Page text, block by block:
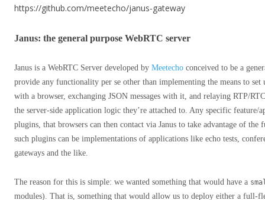
https://github.com/meetecho/janus-gateway
Janus: the general purpose WebRTC server
Janus is a WebRTC Server developed by Meetecho conceived to be a
provide any functionality per se other than implementing the means to set
with a browser, exchanging JSON messages with it, and relaying RTP/
the server-side application logic they’re attached to. Any specific feature/
plugins, that browsers can then contact via Janus to take advantage of
such plugins can be implementations of applications like echo tests,
gateways and the like.
The reason for this is simple: we wanted something that would have a
modules). That is, something that would allow us to deploy either a full-